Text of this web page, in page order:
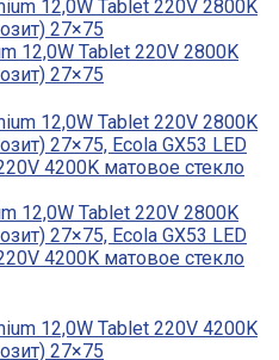
12,0W Tablet 220V 2800K
27×75
12,0W Tablet 220V 2800K
27×75, Ecola GX53 LED
4200K матовое стекло